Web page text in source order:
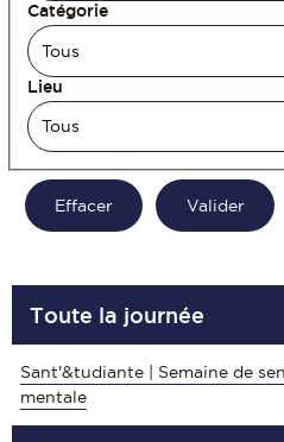
Catégorie
Lieu
Toute la journée
Sant'&tudiante | Semaine de
mentale